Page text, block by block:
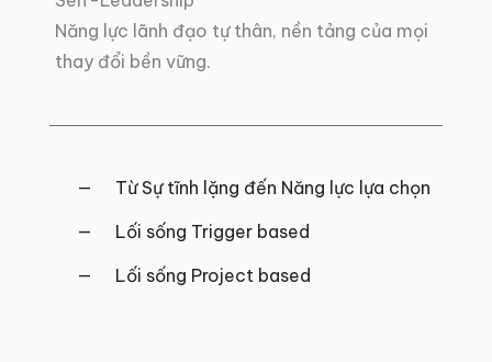
Năng lực lãnh đạo tự thân, nền tảng của mọi
thay đổi bền vững.
Từ Sự tĩnh lặng đến Năng lực lựa chọn
Lối sống Trigger based
Lối sống Project based